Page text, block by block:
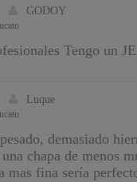
GODOY
Tengo un
Luque
demasiado
chapa de menos
mas fina sería